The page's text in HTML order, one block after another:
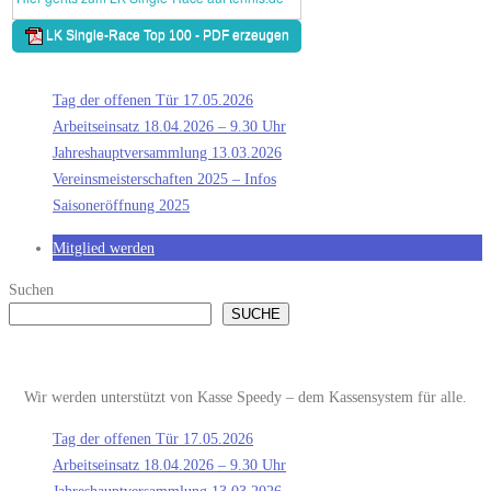
Tag der offenen Tür 17.05.2026
Arbeitseinsatz 18.04.2026 – 9.30 Uhr
Jahreshauptversammlung 13.03.2026
Vereinsmeisterschaften 2025 – Infos
Saisoneröffnung 2025
Mitglied werden
Suchen
SUCHE
Wir werden unterstützt von Kasse Speedy – dem Kassensystem für alle.
Tag der offenen Tür 17.05.2026
Arbeitseinsatz 18.04.2026 – 9.30 Uhr